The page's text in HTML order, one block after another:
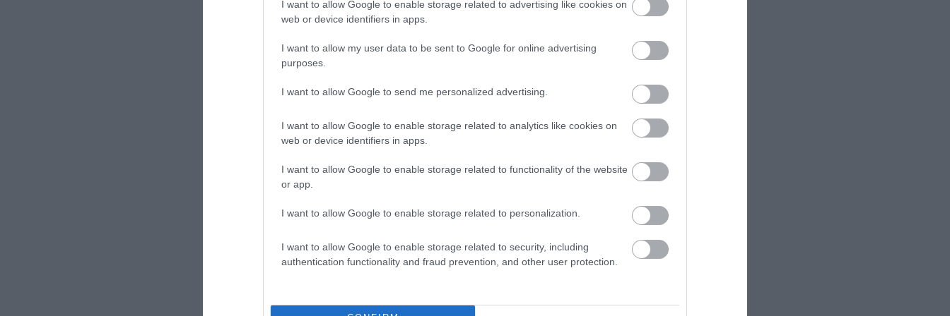
I want to allow Google to enable storage related to advertising like cookies on
web or device identifiers in apps.
I want to allow my user data to be sent to Google for online advertising
purposes.
I want to allow Google to send me personalized advertising.
I want to allow Google to enable storage related to analytics like cookies on
web or device identifiers in apps.
I want to allow Google to enable storage related to functionality of the website
or app.
I want to allow Google to enable storage related to personalization.
I want to allow Google to enable storage related to security, including
authentication functionality and fraud prevention, and other user protection.